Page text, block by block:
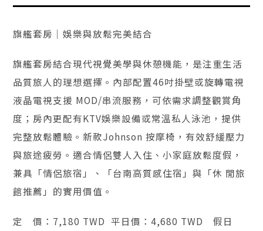
旗艦套房｜娛樂與放鬆完美結合
旗艦套房結合現代視覺美學與休憩機能，是注重生活
品質旅人的理想選擇。內部配置46吋掛壁或旋轉電視
液晶電視支援 MOD/串流服務，可依需求調整觀賞角
度；房內更配有KTV娛樂設備或常溫私人泳池，提供
完整放鬆體驗。新款Johnson 按摩椅，有效舒緩壓力
與旅途疲勞。適合情侶雙人入住、小家庭放鬆度假，
兼具「情侶旅宿」、「台南高質感住宿」與「休 閒旅
館推薦」的實用價值。
定 價：7,180 TWD 平日價：4,680 TWD 假日